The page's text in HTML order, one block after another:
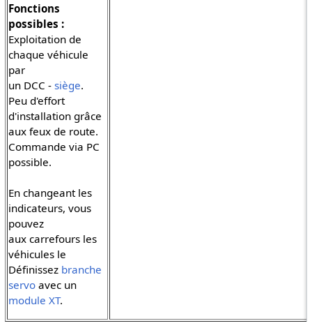
Fonctions
possibles :
Exploitation de
chaque véhicule
par
un DCC - siège.
Peu d'effort
d'installation grâce
aux feux de route.
Commande via PC
possible.
En changeant les
indicateurs, vous
pouvez
aux carrefours les
véhicules le
Définissez branche
servoavec un
module XT.